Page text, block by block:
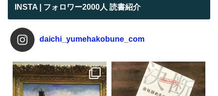
INSTA | フォロワー2000人 読書紹介
daichi_yumehakobune_com